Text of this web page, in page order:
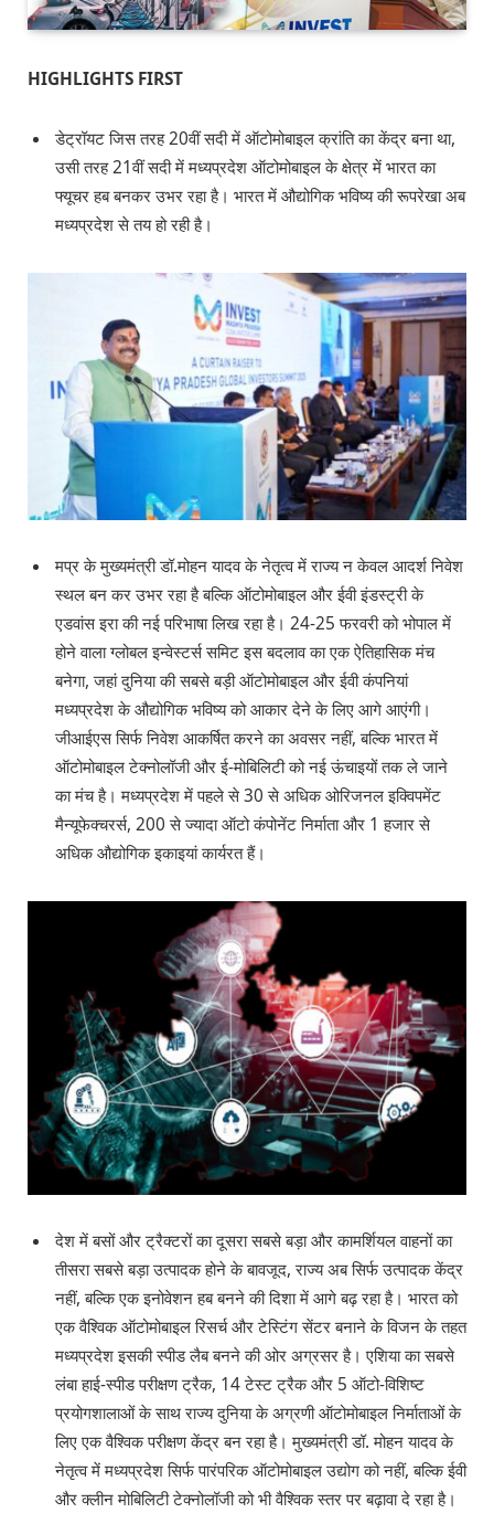
HIGHLIGHTS FIRST
डेट्रॉयट जिस तरह 20वीं सदी में ऑटोमोबाइल क्रांति का केंद्र बना था,
उसी तरह 21वीं सदी में मध्यप्रदेश ऑटोमोबाइल के क्षेत्र में भारत का
फ्यूचर हब बनकर उभर रहा है। भारत में औद्योगिक भविष्य की रूपरेखा अब
मध्यप्रदेश से तय हो रही है।
मप्र के मुख्यमंत्री डॉ.मोहन यादव के नेतृत्व में राज्य न केवल आदर्श निवेश
स्थल बन कर उभर रहा है बल्कि ऑटोमोबाइल और ईवी इंडस्ट्री के
एडवांस इरा की नई परिभाषा लिख रहा है। 24-25 फरवरी को भोपाल में
होने वाला ग्लोबल इन्वेस्टर्स समिट इस बदलाव का एक ऐतिहासिक मंच
बनेगा, जहां दुनिया की सबसे बड़ी ऑटोमोबाइल और ईवी कंपनियां
मध्यप्रदेश के औद्योगिक भविष्य को आकार देने के लिए आगे आएंगी।
जीआईएस सिर्फ निवेश आकर्षित करने का अवसर नहीं, बल्कि भारत में
ऑटोमोबाइल टेक्नोलॉजी और ई-मोबिलिटी को नई ऊंचाइयों तक ले जाने
का मंच है। मध्यप्रदेश में पहले से 30 से अधिक ओरिजनल इक्विपमेंट
मैन्यूफेक्चरर्स, 200 से ज्यादा ऑटो कंपोनेंट निर्माता और 1 हजार से
अधिक औद्योगिक इकाइयां कार्यरत हैं।
देश में बसों और ट्रैक्टरों का दूसरा सबसे बड़ा और कामर्शियल वाहनों का
तीसरा सबसे बड़ा उत्पादक होने के बावजूद, राज्य अब सिर्फ उत्पादक केंद्र
नहीं, बल्कि एक इनोवेशन हब बनने की दिशा में आगे बढ़ रहा है। भारत को
एक वैश्विक ऑटोमोबाइल रिसर्च और टेस्टिंग सेंटर बनाने के विजन के तहत
मध्यप्रदेश इसकी स्पीड लैब बनने की ओर अग्रसर है। एशिया का सबसे
लंबा हाई-स्पीड परीक्षण ट्रैक, 14 टेस्ट ट्रैक और 5 ऑटो-विशिष्ट
प्रयोगशालाओं के साथ राज्य दुनिया के अग्रणी ऑटोमोबाइल निर्माताओं के
लिए एक वैश्विक परीक्षण केंद्र बन रहा है। मुख्यमंत्री डॉ. मोहन यादव के
नेतृत्व में मध्यप्रदेश सिर्फ पारंपरिक ऑटोमोबाइल उद्योग को नहीं, बल्कि ईवी
और क्लीन मोबिलिटी टेक्नोलॉजी को भी वैश्विक स्तर पर बढ़ावा दे रहा है।